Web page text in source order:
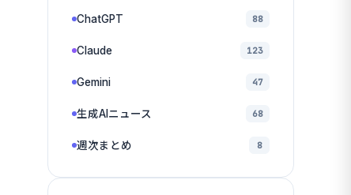
ChatGPT 88
Claude 123
Gemini 47
生成AIニュース 68
週次まとめ 8